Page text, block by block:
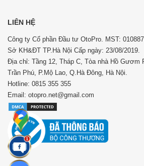
LIÊN HỆ
Công ty Cổ phần Đầu tư OtoPro. MST:
Sở KH&ĐT TP.Hà Nội Cấp ngày: 23/08/2019.
Địa chỉ: Tầng 12, Tháp C, Tòa nhà Hồ Gươm
Trần Phú, P.Mộ Lao, Q.Hà Đông, Hà Nội.
Hotline: 0815 355 355
Email: otopro.net@gmail.com